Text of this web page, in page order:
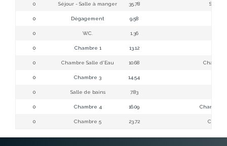
0 Séjour - Salle à manger 35.78
0 Dégagement 9.58
0 W.C. 1.36
0 Chambre 1 13.12
0 Chambre Salle d'Eau 10.68
0 Chambre 3 14.54
0 Salle de bains 7.83
0 Chambre 4 16.09 Chambre
0 Chambre 5 23.72